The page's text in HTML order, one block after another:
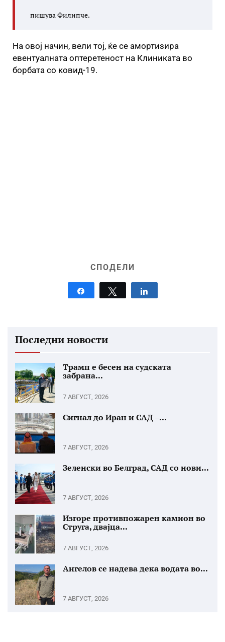
пишува Филипче.
На овој начин, вели тој, ќе се амортизира
евентуалната оптеретеност на Клиниката во
борбата со ковид-19.
СПОДЕЛИ
Tweet
Последни новости
Трамп е бесен на судската
забрана...
7 АВГУСТ, 2026
Сигнал до Иран и САД –...
7 АВГУСТ, 2026
Зеленски во Белград, САД со нови...
7 АВГУСТ, 2026
Изгоре противпожарен камион во
Струга, двајца...
7 АВГУСТ, 2026
Ангелов се надева дека водата во...
7 АВГУСТ, 2026